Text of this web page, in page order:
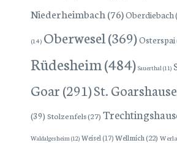
Niederheimbach (76)Oberdiebach
(14) Oberwesel(369)Osterspai
Rüdesheim(484) Sauerthal (11)
Goar(291)St.
(39) Stolzenfels(27)
Waldalgesheim (12) Weisel (17)Wellmich (22)